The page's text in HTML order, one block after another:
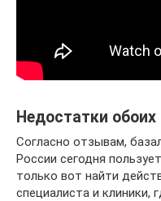
Недостатки
Согласно отзывам,
России сегодня
только вот найти
специалиста и клиники,